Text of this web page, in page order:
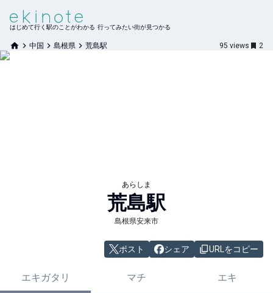
はじめて行く駅のことがわかる 行ってみたい街が見つかる
中国 島根県 荒島駅 95 views 2
あらしま
荒島駅
島根県安来市
ポスト シェア URLをコピー
エキガタリ マチ エキ